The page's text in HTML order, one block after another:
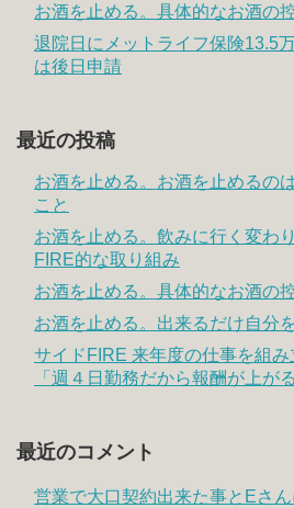
お酒を止める。具体的なお酒の
退院日にメットライフ保険13.5
は後日申請
最近の投稿
お酒を止める。お酒を止めるの
こと
お酒を止める。飲みに行く変わ
FIRE的な取り組み
お酒を止める。具体的なお酒の
お酒を止める。出来るだけ自分
サイドFIRE 来年度の仕事を組
「週４日勤務だから報酬が上が
最近のコメント
営業で大口契約出来た事とEさ